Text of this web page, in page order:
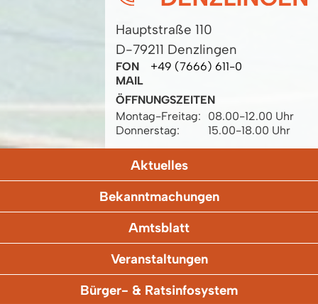
Hauptstraße 110
D-79211 Denzlingen
FON
+49 (7666) 611-0
MAIL
ÖFFNUNGSZEITEN
Montag-Freitag:
08.00-12.00 Uhr
Donnerstag:
15.00-18.00 Uhr
Aktuelles
Bekanntmachungen
Amtsblatt
Veranstaltungen
Bürger- & Ratsinfosystem